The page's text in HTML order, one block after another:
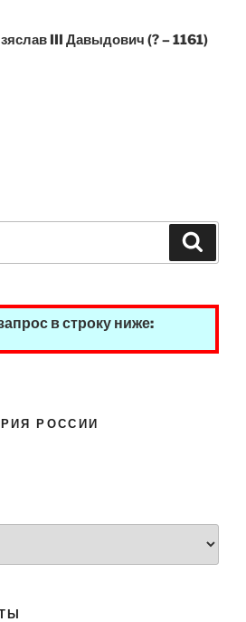
III Давыдович (? – 1161)
в строку ниже:
РОССИИ